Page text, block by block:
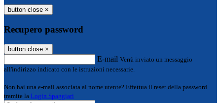
button close ×
Recupero password
button close ×
E-mail Verrà inviato un messaggio
all'indirizzo indicato con le istruzioni necessarie.
Non hai una e-mail associata al nome utente? Effettua il reset della password
tramite la Login Spaggiari